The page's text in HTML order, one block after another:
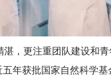
，更注重团队建设和
年获批国家自然科学